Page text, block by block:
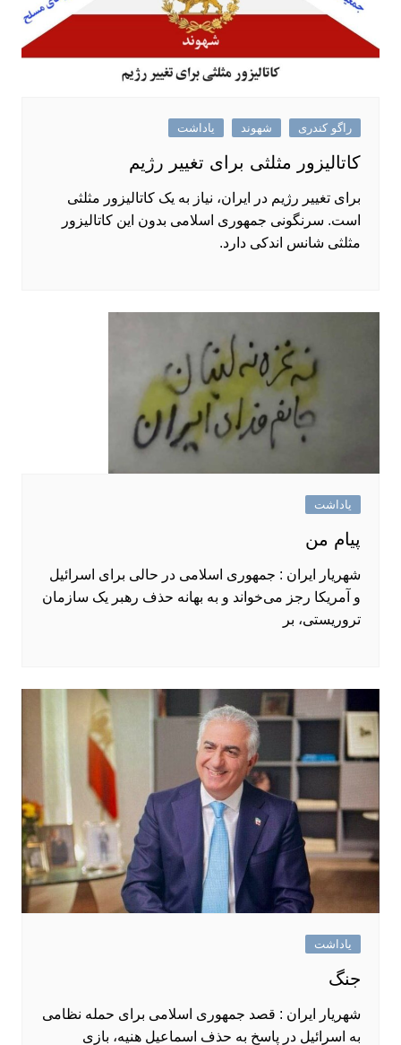
راگو کندری شهوند یاداشت
کاتالیزور مثلثی برای تغییر رژیم
برای تغییر رژیم در ایران، نیاز به یک کاتالیزور مثلثی
است. سرنگونی جمهوری اسلامی بدون این کاتالیزور
مثلثی شانس اندکی دارد.
یاداشت
پیام من
شهریار ایران : جمهوری اسلامی در حالی برای اسرائیل
و آمریکا رجز می‌خواند و به بهانه حذف رهبر یک سازمان
تروریستی، بر
یاداشت
جنگ
شهریار ایران : قصد جمهوری اسلامی برای حمله نظامی
به اسرائیل در پاسخ به حذف اسماعیل هنیه، بازی